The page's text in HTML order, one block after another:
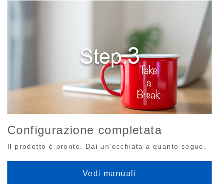
Configurazione completata
Il prodotto è pronto. Dai un'occhiata a quanto segue.
Vedi manuali